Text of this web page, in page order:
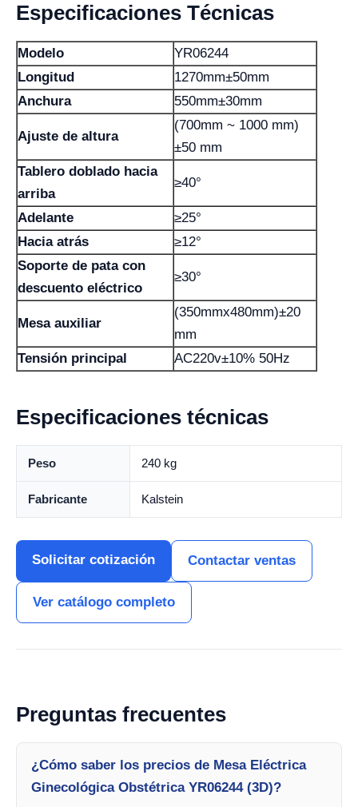
Especificaciones Técnicas
Modelo
YR06244
Longitud
1270mm±50mm
Anchura
550mm±30mm
Ajuste de altura
(700mm ~ 1000 mm)
±50 mm
Tablero doblado hacia
arriba
≥40°
Adelante
≥25°
Hacia atrás
≥12°
Soporte de pata con
descuento eléctrico
≥30°
Mesa auxiliar
(350mmx480mm)±20
mm
Tensión principal
AC220v±10% 50Hz
Especificaciones técnicas
Peso 240 kg
Fabricante Kalstein
Solicitar cotización Contactar ventas
Ver catálogo completo
Preguntas frecuentes
¿Cómo saber los precios de Mesa Eléctrica
Ginecológica Obstétrica YR06244 (3D)?